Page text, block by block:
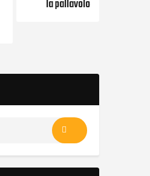
la pallavolo